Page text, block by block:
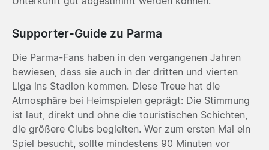
Supporter-Guide zu Parma
Die Parma-Fans haben in den vergangenen Jahren
bewiesen, dass sie auch in der dritten und vierten
Liga ins Stadion kommen. Diese Treue hat die
Atmosphäre bei Heimspielen geprägt: Die Stimmung
ist laut, direkt und ohne die touristischen Schichten,
die größere Clubs begleiten. Wer zum ersten Mal ein
Spiel besucht, sollte mindestens 90 Minuten vor